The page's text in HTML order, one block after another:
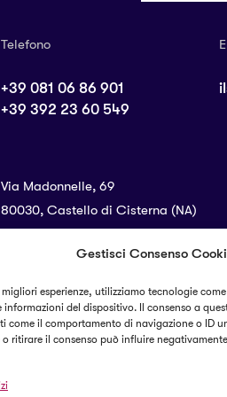
Gestisci Consenso
migliori esperienze, utilizziamo tecnologie
informazioni del dispositivo. Il consenso a
come il comportamento di navigazione o ID
ritirare il consenso può influire
Telefono
+39 081 06 86 901
+39 392 23 60 549
Via Madonnelle, 69
80030, Castello di Cisterna (NA)
SEGUICI SUI SOCIAL